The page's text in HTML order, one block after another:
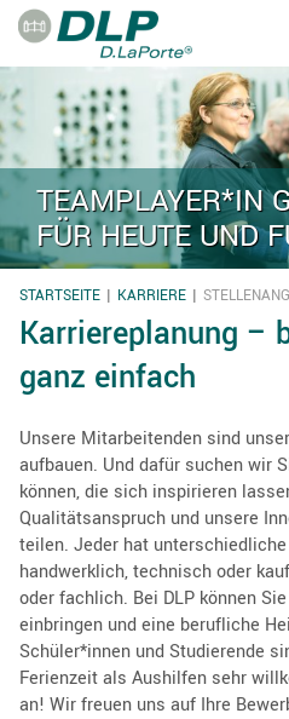
Direkt zum Inhalt
TEAMPLAYER*IN
FÜR HEUTE UND
SIE SIND HIER
STARTSEITE KARRIERE
Karriereplanung –
ganz einfach
Unsere Mitarbeitenden sind
aufbauen. Und dafür suchen wir
können, die sich inspirieren
Qualitätsanspruch und unsere
teilen. Jeder hat
handwerklich, technisch oder
oder fachlich. Bei DLP können
einbringen und eine berufliche
Schüler*innen und Studierende
Ferienzeit als Aushilfen sehr
an! Wir freuen uns auf Ihre